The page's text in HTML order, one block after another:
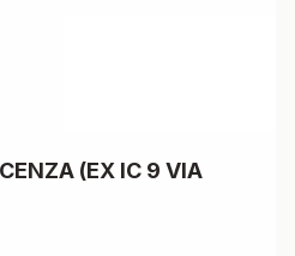
(EX IC 9 VIA